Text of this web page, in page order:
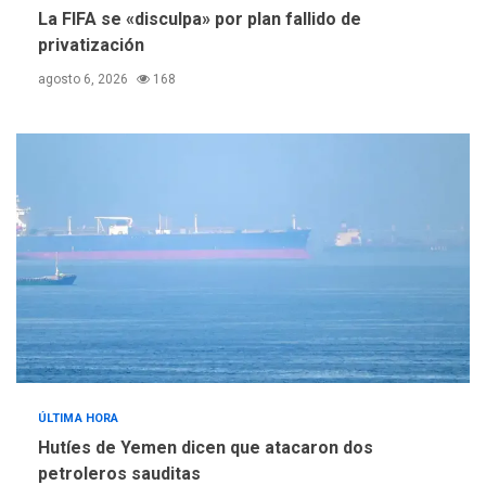
La FIFA se «disculpa» por plan fallido de
privatización
agosto 6, 2026 168
ÚLTIMA HORA
Hutíes de Yemen dicen que atacaron dos
petroleros sauditas